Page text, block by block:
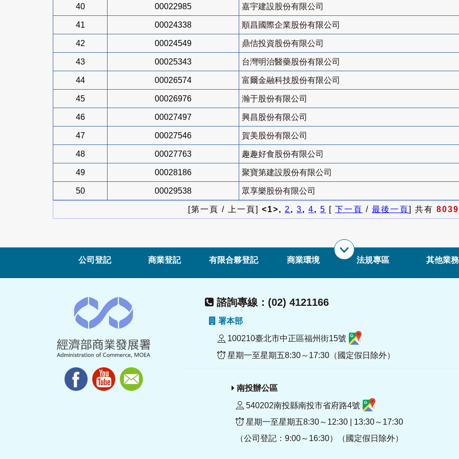
40 00022985 嘉宇建設股份有限公司
41 00024338 順昌國際企業股份有限公司
42 00024549 鼎佶投資股份有限公司
43 00025343 台灣明治醫藥股份有限公司
44 00026574 富爾金融科技股份有限公司
45 00026976 瀚于股份有限公司
46 00027497 興昌股份有限公司
47 00027546 賀美股份有限公司
48 00027763 趣趣好食股份有限公司
49 00028186 聚寶第建設股份有限公司
50 00029538 眾享樂股份有限公司
[第一頁 / 上一頁] <1>, 2, 3, 4, 5 [ 下一頁 / 最後一頁] 共有 8039
公司登記 商業登記 有限合夥登記 商業環境 法規專區 其他業務
諮詢專線：(02) 4121166
署本部
100210臺北市中正區福州街15號
星期一至星期五8:30～17:30（國定假日除外）
南投辦公區
540202南投縣南投市省府路4號
星期一至星期五8:30～12:30 | 13:30～17:30
（公司登記：9:00～16:30）（國定假日除外）